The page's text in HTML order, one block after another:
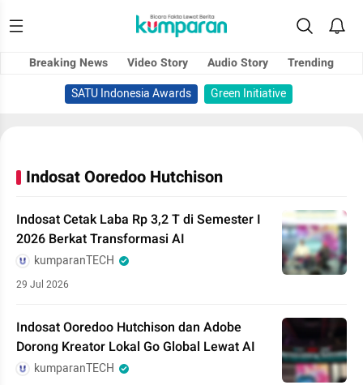
Breaking News Video Story Audio Story
Trending
SATU Indonesia Awards
Green Initiative
Indosat Ooredoo Hutchison
Indosat Cetak Laba Rp 3,2 T di Semester I
2026 Berkat Transformasi AI
kumparanTECH
29 Jul 2026
Indosat Ooredoo Hutchison dan Adobe
Dorong Kreator Lokal Go Global Lewat AI
kumparanTECH